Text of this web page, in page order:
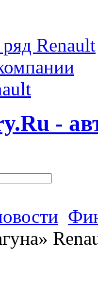
Renault
-